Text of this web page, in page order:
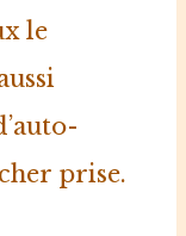
le
prise.